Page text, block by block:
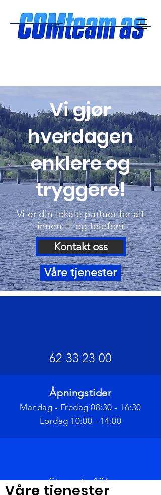
Vi gjør
hverdagen
enklere og
tryggere!
Vi er din lokale partner for alt
innen IT og telefoni
Kontakt oss
Våre tjenester
62 33 23 00
Åpningstider
Mandag - Fredag 08:30 - 16:30
Lørdag 10:00 - 14:00
Storgata 136,
2390 Moelv
Våre tjenester